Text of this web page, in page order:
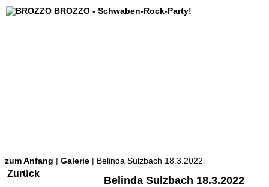
zum Anfang | Galerie | Belinda Sulzbach 18.3.2022
Zurück
Belinda Sulzbach 18.3.2022